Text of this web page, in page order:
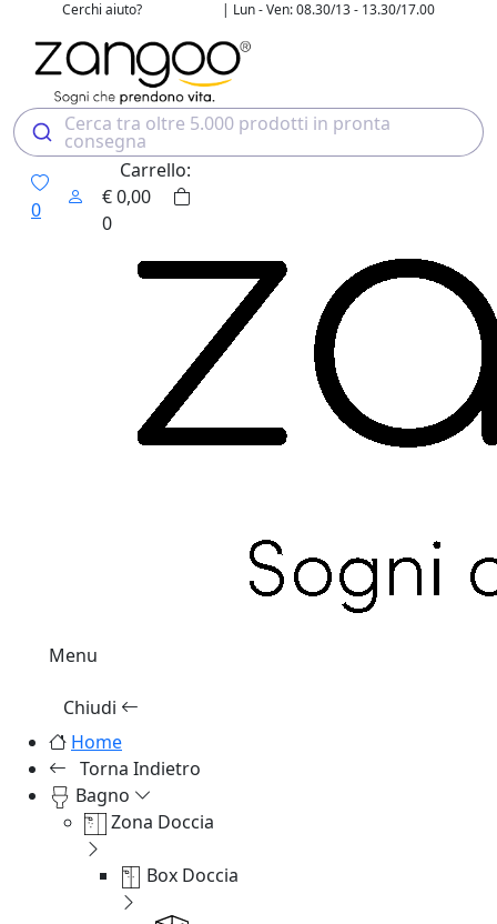
Cerchi aiuto? | Lun - Ven: 08.30/13 - 13.30/17.00
Cerca tra oltre 5.000 prodotti in pronta
consegna
0
Carrello:
€0,00
0
Menu
Chiudi
Home
Torna Indietro
Bagno
Zona Doccia
Box Doccia